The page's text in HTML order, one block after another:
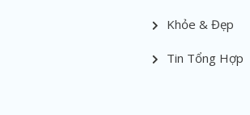
Khỏe & Đẹp
Tin Tổng Hợp